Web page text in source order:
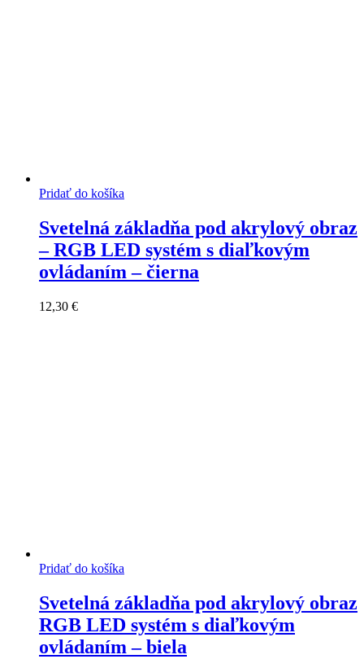
Pridať do košíka
Svetelná základňa pod akrylový obraz
– RGB LED systém s diaľkovým
ovládaním – čierna
12,30 €
Pridať do košíka
Svetelná základňa pod akrylový obraz
RGB LED systém s diaľkovým
ovládaním – biela